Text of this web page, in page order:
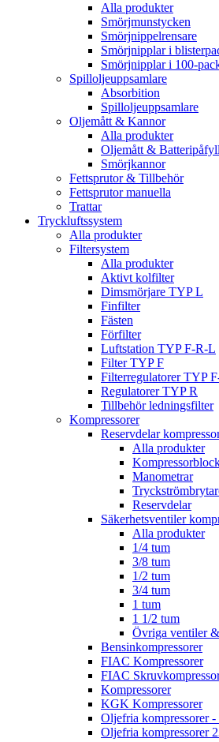
Alla produkter
Smörjmunstycken
Smörjnippelrensare
Smörjnipplar i
Smörjnipplar i 100-
Spilloljeuppsamlare
Absorbition
Spilloljeuppsamlare
Oljemått & Kannor
Alla produkter
Oljemått &
Smörjkannor
Fettsprutor & Tillbehör
Fettsprutor manuella
Trattar
Tryckluftssystem
Alla produkter
Filtersystem
Alla produkter
Aktivt kolfilter
Dimsmörjare TYP L
Finfilter
Fästen
Förfilter
Luftstation TYP F-R-L
Filter TYP F
Filterregulatorer TYP
Regulatorer TYP R
Tillbehör ledningsfilter
Kompressorer
Reservdelar
Alla produkter
Manometrar
Reservdelar
Säkerhetsventiler
Alla produkter
1/4 tum
3/8 tum
1/2 tum
3/4 tum
1 tum
1 1/2 tum
Övriga ventiler
Bensinkompressorer
FIAC Kompressorer
FIAC
Kompressorer
KGK Kompressorer
Oljefria kompressorer
Oljefria kompressorer